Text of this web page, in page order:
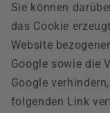
Sie können
das Cookie
Website
Google sowie die
Google
folgenden Link